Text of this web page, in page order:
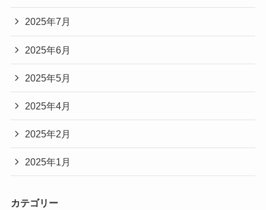
2025年7月
2025年6月
2025年5月
2025年4月
2025年2月
2025年1月
カテゴリー